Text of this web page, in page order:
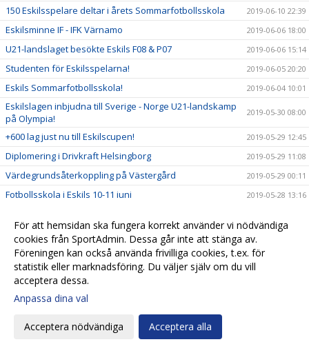
150 Eskilsspelare deltar i årets Sommarfotbollsskola 2019-06-10 22:39
Eskilsminne IF - IFK Värnamo 2019-06-06 18:00
U21-landslaget besökte Eskils F08 & P07 2019-06-06 15:14
Studenten för Eskilsspelarna! 2019-06-05 20:20
Eskils Sommarfotbollsskola! 2019-06-04 10:01
Eskilslagen inbjudna till Sverige - Norge U21-landskamp
på Olympia!
2019-05-30 08:00
+600 lag just nu till Eskilscupen! 2019-05-29 12:45
Diplomering i Drivkraft Helsingborg 2019-05-29 11:08
Värdegrundsåterkoppling på Västergård 2019-05-29 00:11
Fotbollsskola i Eskils 10-11 juni 2019-05-28 13:16
Lördagsfotboll på Västergårds IP 2019-05-10 23:38
High Five – så här fortsätter vi vårt värdegrundsarbete 2019-05-10 16:00
Succéstart för årets lägerverksamhet 2019-05-06 12:23
Glad påsk
Gutz ny huvudsponsor för Eskilscupen
För att hemsidan ska fungera korrekt använder vi nödvändiga
cookies från SportAdmin. Dessa går inte att stänga av.
Föreningen kan också använda frivilliga cookies, t.ex. för
statistik eller marknadsföring. Du väljer själv om du vill
acceptera dessa.
Anpassa dina val
Acceptera nödvändiga Acceptera alla